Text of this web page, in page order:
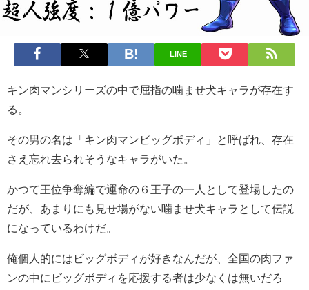
LINE
キン肉マンシリーズの中で屈指の噛ませ犬キャラが存在す
る。
その男の名は「キン肉マンビッグボディ」と呼ばれ、存在
さえ忘れ去られそうなキャラがいた。
かつて王位争奪編で運命の６王子の一人として登場したの
だが、あまりにも見せ場がない噛ませ犬キャラとして伝説
になっているわけだ。
俺個人的にはビッグボディが好きなんだが、全国の肉ファ
ンの中にビッグボディを応援する者は少なくは無いだろ